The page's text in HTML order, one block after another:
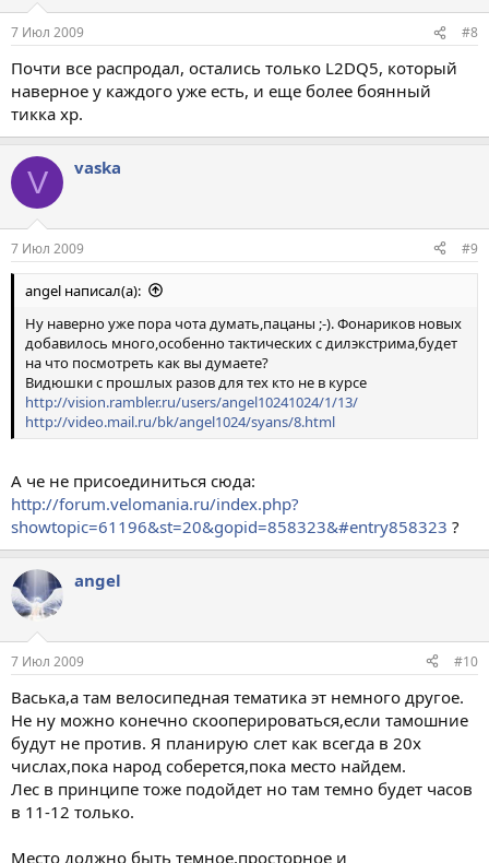
7 Июл 2009 #8
Почти все распродал, остались только L2DQ5, который
наверное у каждого уже есть, и еще более боянный
тикка хр.
V vaska
7 Июл 2009 #9
angel написал(а):
Ну наверно уже пора чота думать,пацаны ;-). Фонариков новых
добавилось много,особенно тактических с дилэкстрима,будет
на что посмотреть как вы думаете?
Видюшки с прошлых разов для тех кто не в курсе
http://vision.rambler.ru/users/angel10241024/1/13/
http://video.mail.ru/bk/angel1024/syans/8.html
А че не присоединиться сюда:
http://forum.velomania.ru/index.php?
showtopic=61196&st=20&gopid=858323&#entry858323 ?
angel
7 Июл 2009 #10
Васька,а там велосипедная тематика эт немного другое.
Не ну можно конечно скооперироваться,если тамошние
будут не против. Я планирую слет как всегда в 20х
числах,пока народ соберется,пока место найдем.
Лес в принципе тоже подойдет но там темно будет часов
в 11-12 только.
Место должно быть темное,просторное и